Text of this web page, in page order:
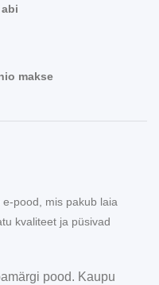
makse
pood, mis pakub laia
kvaliteet ja püsivad
pood. Kaupu